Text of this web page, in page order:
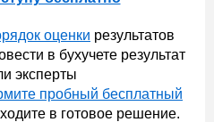
оценки результатов
в бухучете результат
эксперты
пробный бесплатный
в готовое решение.